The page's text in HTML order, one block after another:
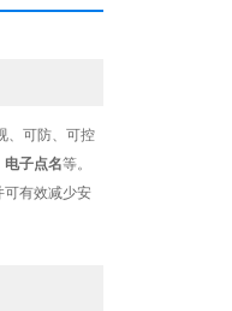
、可防、可控
电子点名等。
可有效减少安